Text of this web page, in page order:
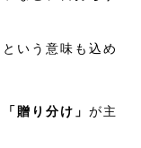
いう意味も込め
「贈り分け」が主